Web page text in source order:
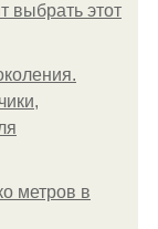
выбрать этот
метров в